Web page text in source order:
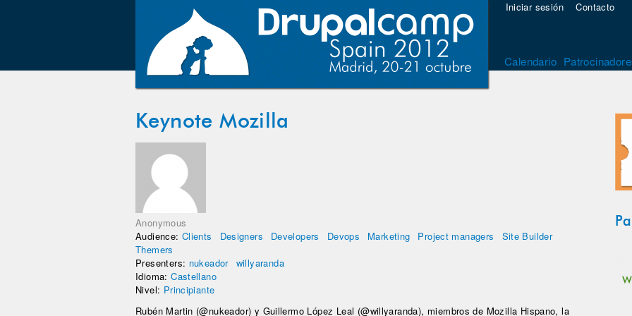
Iniciar sesión Contacto
Calendario
Keynote Mozilla
Anonymous
Audience: Clients Designers Developers Devops Marketing Project managers
Site Builder
Themers
Presenters: nukeador willyaranda
Idioma:Castellano
Nivel: Principiante
Rubén Martin (@nukeador) y Guillermo López Leal (@willyaranda), miembros de Mozilla Hispano, la